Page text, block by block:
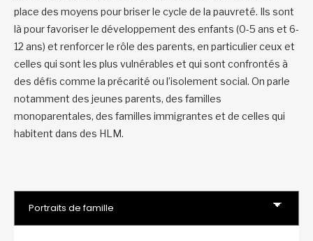
place des moyens pour briser le cycle de la pauvreté. Ils sont
là pour favoriser le développement des enfants (0-5 ans et 6-
12 ans) et renforcer le rôle des parents, en particulier ceux et
celles qui sont les plus vulnérables et qui sont confrontés à
des défis comme la précarité ou l’isolement social. On parle
notamment des jeunes parents, des familles
monoparentales, des familles immigrantes et de celles qui
habitent dans des HLM.